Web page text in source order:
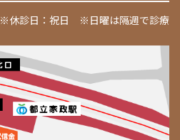
※休診日：祝日 ※日曜は隔週で診療